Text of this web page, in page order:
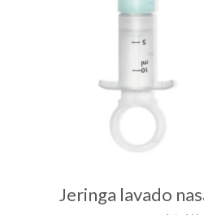
Jeringa lavado
Alimentación